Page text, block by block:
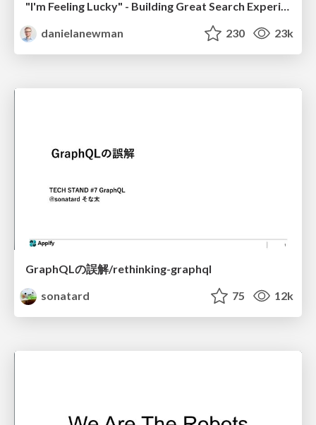
danielanewman
230 23k
GraphQLの誤解/rethinking-graphql
sonatard
75 12k